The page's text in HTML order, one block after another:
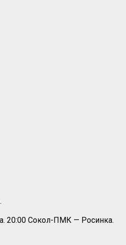
20:00 Сокол-ПМК — Росинка.